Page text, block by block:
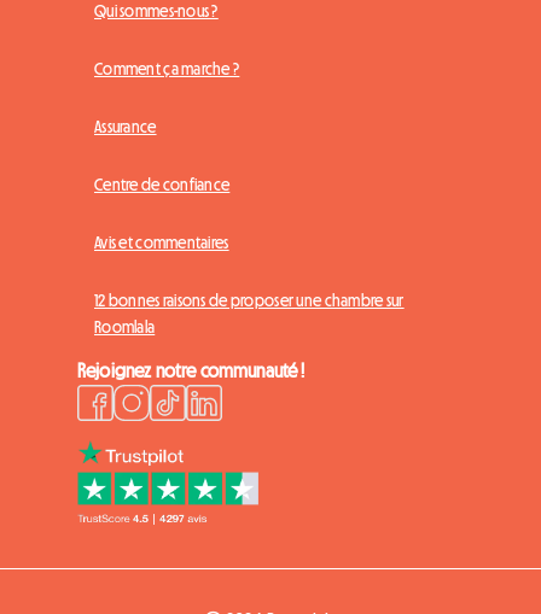
Qui sommes-nous ?
Comment ça marche ?
Assurance
Centre de confiance
Avis et commentaires
12 bonnes raisons de proposer une chambre sur
Roomlala
Rejoignez notre communauté !